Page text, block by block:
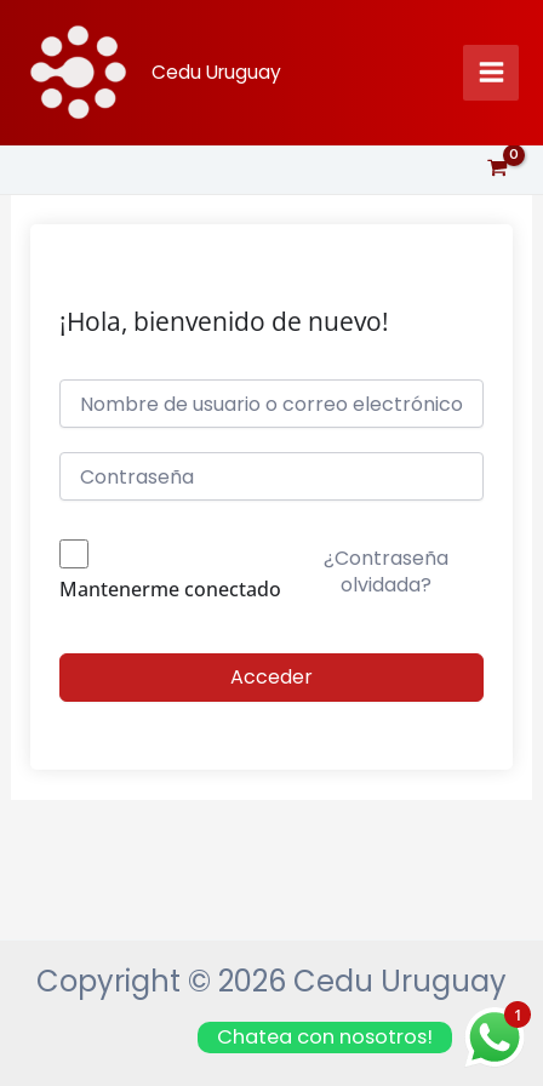
contenido
Cedu Uruguay
¡Hola, bienvenido de nuevo!
Mantenerme conectado
¿Contraseña
olvidada?
Acceder
Copyright © 2026 Cedu Uruguay
1
Chatea con nosotros!